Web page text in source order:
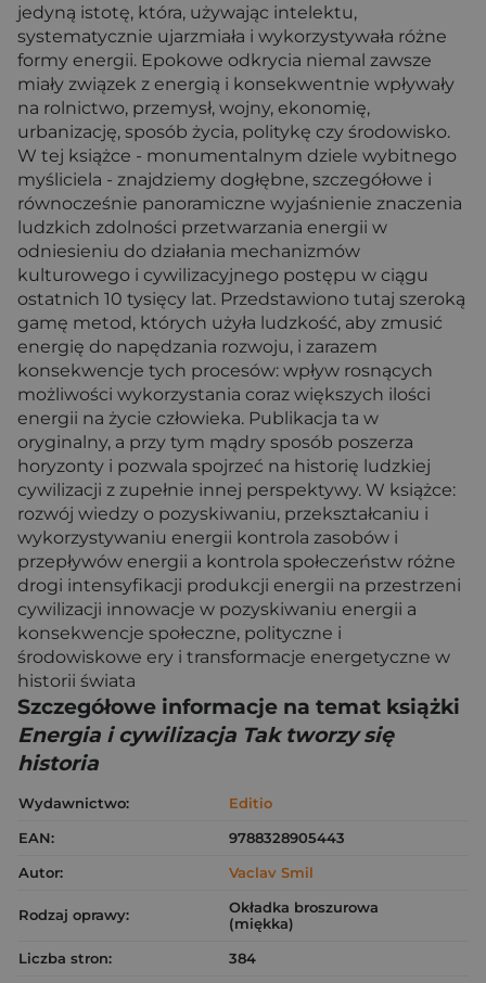
jedyną istotę, która, używając intelektu,
systematycznie ujarzmiała i wykorzystywała różne
formy energii. Epokowe odkrycia niemal zawsze
miały związek z energią i konsekwentnie wpływały
na rolnictwo, przemysł, wojny, ekonomię,
urbanizację, sposób życia, politykę czy środowisko.
W tej książce - monumentalnym dziele wybitnego
myśliciela - znajdziemy dogłębne, szczegółowe i
równocześnie panoramiczne wyjaśnienie znaczenia
ludzkich zdolności przetwarzania energii w
odniesieniu do działania mechanizmów
kulturowego i cywilizacyjnego postępu w ciągu
ostatnich 10 tysięcy lat. Przedstawiono tutaj szeroką
gamę metod, których użyła ludzkość, aby zmusić
energię do napędzania rozwoju, i zarazem
konsekwencje tych procesów: wpływ rosnących
możliwości wykorzystania coraz większych ilości
energii na życie człowieka. Publikacja ta w
oryginalny, a przy tym mądry sposób poszerza
horyzonty i pozwala spojrzeć na historię ludzkiej
cywilizacji z zupełnie innej perspektywy. W książce:
rozwój wiedzy o pozyskiwaniu, przekształcaniu i
wykorzystywaniu energii kontrola zasobów i
przepływów energii a kontrola społeczeństw różne
drogi intensyfikacji produkcji energii na przestrzeni
cywilizacji innowacje w pozyskiwaniu energii a
konsekwencje społeczne, polityczne i
środowiskowe ery i transformacje energetyczne w
historii świata
Szczegółowe informacje na temat książki
Energia i cywilizacja Tak tworzy się
historia
Wydawnictwo:
Editio
EAN:
9788328905443
Autor:
Vaclav Smil
Rodzaj oprawy:
Okładka broszurowa
(miękka)
Liczba stron:
384